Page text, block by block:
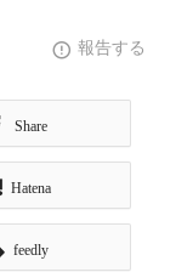
報告する
Share
Hatena
feedly